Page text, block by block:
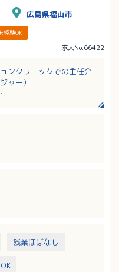
広島県福山市
経験OK
求人No.66422
ンクリニックでの主任介
ャー）
残業ほぼなし